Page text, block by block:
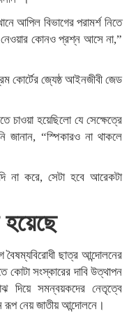
আপিল বিভাগের পরামর্শ নিতে
নেওয়ার কোনও প্রশ্ন আসে না,”
কোর্টের জ্যেষ্ঠ আইনজীবী জেড
চাওয়া হয়েছিলো যে সেক্ষেত্রে
জানান, “স্পিকারও না থাকলে
না করে, সেটা হবে আরেকটা
বৈষম্যবিরোধী ছাত্র আন্দোলনের
কোটা সংস্কারের দাবি উত্থাপন
দিয়ে সমন্বয়কদের নেতৃত্বে
রূপ নেয় জাতীয় আন্দোলনে।